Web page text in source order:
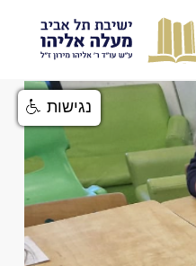
נגישות